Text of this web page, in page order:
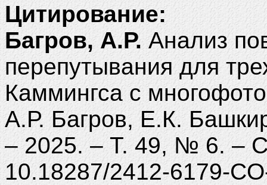
Цитирование:
Багров, А.Р.Анализ
перепутывания для
Каммингса с
А.Р. Багров, Е.К.
– 2025. – Т. 49, № 6. –
10.18287/2412-6179-